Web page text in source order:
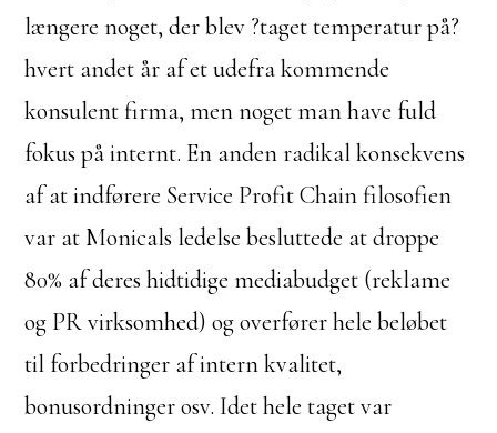
længere noget, der blev ?taget temperatur på?
hvert andet år af et udefra kommende
konsulent firma, men noget man have fuld
fokus på internt. En anden radikal konsekvens
af at indførere Service Profit Chain filosofien
var at Monicals ledelse besluttede at droppe
80% af deres hidtidige mediabudget (reklame
og PR virksomhed) og overfører hele beløbet
til forbedringer af intern kvalitet,
bonusordninger osv. Idet hele taget var